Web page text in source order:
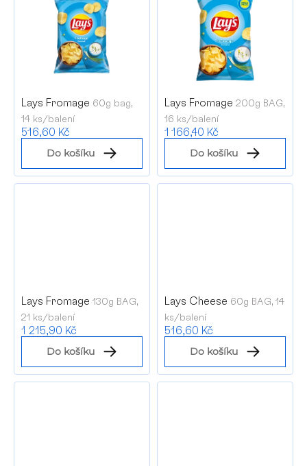
Lays Fromage 60g bag,
14 ks/balení
516,60 Kč
Do košíku
Lays Fromage 200g BAG,
16 ks/balení
1 166,40 Kč
Do košíku
Lays Fromage 130g BAG,
21 ks/balení
1 215,90 Kč
Do košíku
Lays Cheese 60g BAG, 14
ks/balení
516,60 Kč
Do košíku